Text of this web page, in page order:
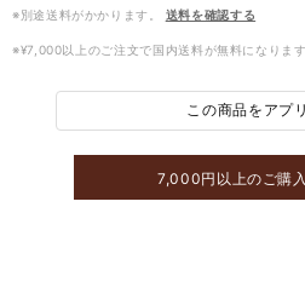
※別途送料がかかります。 送料を確認する
※¥7,000以上のご注文で国内送料が無料になります
この商品をアプ
7,000円以上のご購